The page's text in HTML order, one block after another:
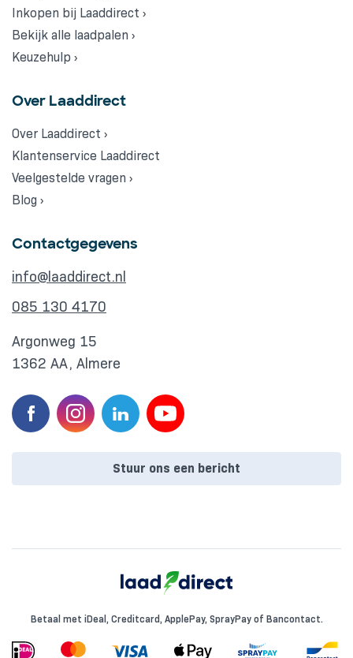
Inkopen bij Laaddirect ›
Bekijk alle laadpalen ›
Keuzehulp ›
Over Laaddirect
Over Laaddirect ›
Klantenservice Laaddirect
Veelgestelde vragen ›
Blog ›
Contactgegevens
info@laaddirect.nl
085 130 4170
Argonweg 15
1362 AA, Almere
Stuur ons een bericht
Betaal met iDeal, Creditcard, ApplePay, SprayPay of Bancontact.